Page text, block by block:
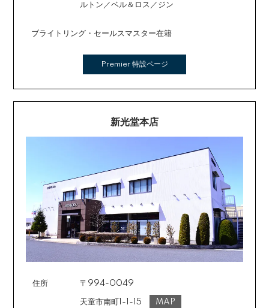
ルトン／ベル＆ロス／ジン
ブライトリング・セールスマスター在籍
Premier 特設ページ
新光堂本店
住所 〒994-0049
天童市南町1-1-15 MAP